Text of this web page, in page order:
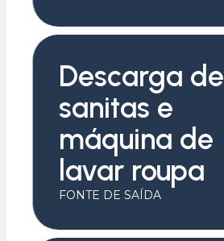
Descarga de
sanitas e
máquina de
lavar roupa
FONTE DE SAÍDA